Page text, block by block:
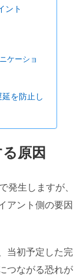
ント
ケーショ
を防止し
原因
生しますが、
アント側の要因
当初予定した完
つながる恐れが